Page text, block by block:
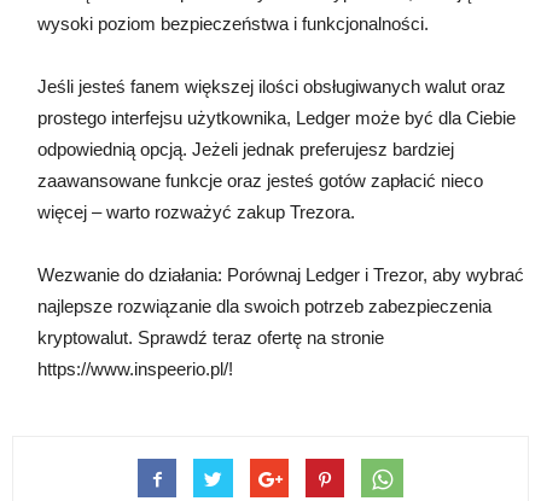
wysoki poziom bezpieczeństwa i funkcjonalności.
Jeśli jesteś fanem większej ilości obsługiwanych walut oraz
prostego interfejsu użytkownika, Ledger może być dla Ciebie
odpowiednią opcją. Jeżeli jednak preferujesz bardziej
zaawansowane funkcje oraz jesteś gotów zapłacić nieco
więcej – warto rozważyć zakup Trezora.
Wezwanie do działania: Porównaj Ledger i Trezor, aby wybrać
najlepsze rozwiązanie dla swoich potrzeb zabezpieczenia
kryptowalut. Sprawdź teraz ofertę na stronie
https://www.inspeerio.pl/!